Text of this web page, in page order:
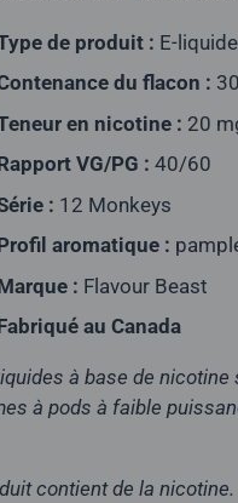
de produit : E-
du flacon :
en nicotine : 20
VG/PG : 40/60
: 12 Monkeys
aromatique :
: Flavour Beast
au Canada
à base de nicotine
à pods à faible
contient de la